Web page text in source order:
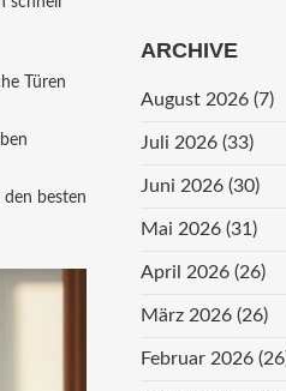
Türen
besten
ARCHIVE
August 2026 (7)
Juli 2026 (33)
Juni 2026 (30)
Mai 2026 (31)
April 2026 (26)
März 2026 (26)
Februar 2026